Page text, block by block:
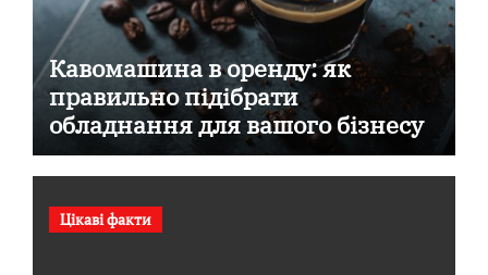
Кавомашина в оренду: як
правильно підібрати
обладнання для вашого бізнесу
Цікаві факти